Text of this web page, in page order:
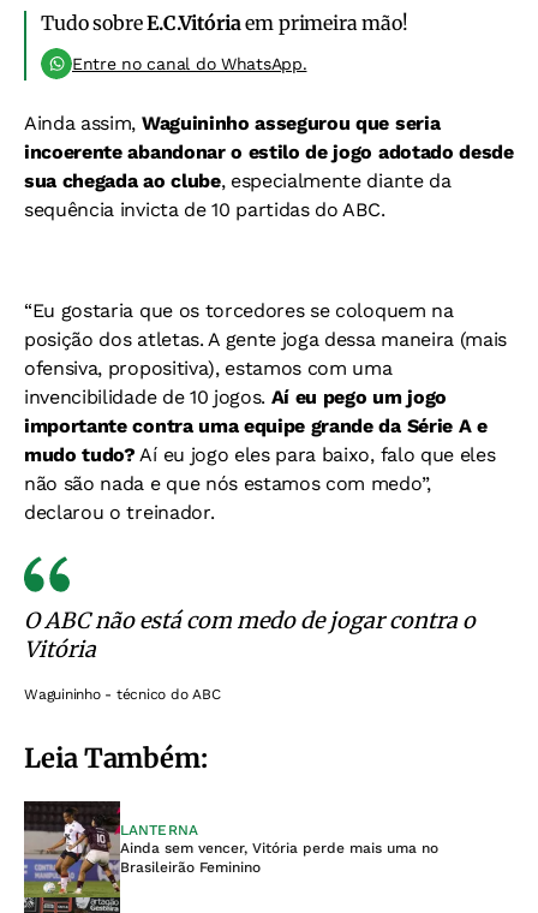
Tudo sobreE.C.Vitóriaem primeira mão!
Entre no canal do WhatsApp.
Ainda assim, Waguininho assegurou que seria
incoerente abandonar o estilo de jogo adotado desde
sua chegada ao clube, especialmente diante da
sequência invicta de 10 partidas do ABC.
“Eu gostaria que os torcedores se coloquem na
posição dos atletas. A gente joga dessa maneira (mais
ofensiva, propositiva), estamos com uma
invencibilidade de 10 jogos. Aí eu pego um jogo
importante contra uma equipe grande da Série A e
mudo tudo? Aí eu jogo eles para baixo, falo que eles
não são nada e que nós estamos com medo”,
declarou o treinador.
O ABC não está com medo de jogar contra o
Vitória
Waguininho - técnico do ABC
Leia Também:
LANTERNA
Ainda sem vencer, Vitória perde mais uma no
Brasileirão Feminino